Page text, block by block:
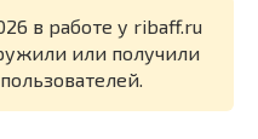
в работе у ribaff.ru
или получили